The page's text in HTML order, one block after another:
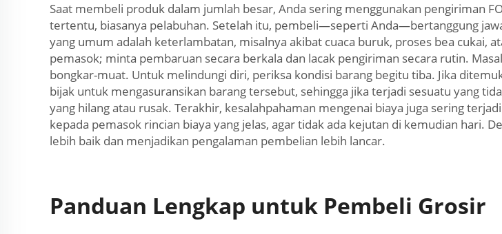
Saat membeli produk dalam jumlah besar, Anda sering menggunakan pengiriman
tertentu, biasanya pelabuhan. Setelah itu, pembeli—seperti Anda—bertanggung
yang umum adalah keterlambatan, misalnya akibat cuaca buruk, proses bea
pemasok; minta pembaruan secara berkala dan lacak pengiriman secara rutin.
bongkar-muat. Untuk melindungi diri, periksa kondisi barang begitu tiba. Jika
bijak untuk mengasuransikan barang tersebut, sehingga jika terjadi sesuatu yang
yang hilang atau rusak. Terakhir, kesalahpahaman mengenai biaya juga sering
kepada pemasok rincian biaya yang jelas, agar tidak ada kejutan di kemudian hari.
lebih baik dan menjadikan pengalaman pembelian lebih lancar.
Panduan Lengkap untuk Pembeli Grosir